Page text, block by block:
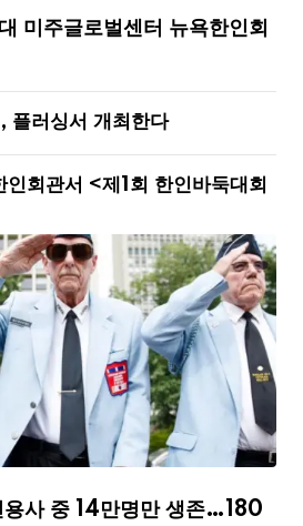
미주글로벌센터 뉴욕한인회
플러싱서 개최한다
회관서 <제1회 한인바둑대회
사 중 14만명만 생존…180